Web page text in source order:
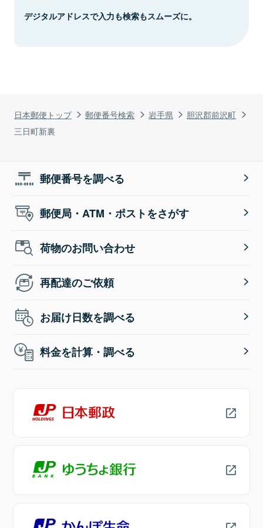
日本郵便トップ 郵便番号検索 岩手県
胆沢郡前沢町
三日町新裏
デジタルアドレスで入力も検索もスムーズに。
郵便番号を調べる
郵便局・ATM・ポストをさがす
荷物のお問い合わせ
再配達のご依頼
お届け日数を調べる
料金を計算・調べる